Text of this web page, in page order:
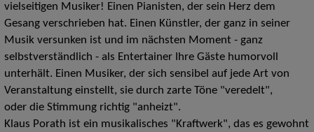
vielseitigen Musiker! Einen Pianisten, der sein Herz dem
Gesang verschrieben hat. Einen Künstler, der ganz in seiner
Musik versunken ist und im nächsten Moment - ganz
selbstverständlich - als Entertainer Ihre Gäste humorvoll
unterhält. Einen Musiker, der sich sensibel auf jede Art von
Veranstaltung einstellt, sie durch zarte Töne "veredelt",
oder die Stimmung richtig "anheizt".
Klaus Porath ist ein musikalisches "Kraftwerk", das es gewohnt